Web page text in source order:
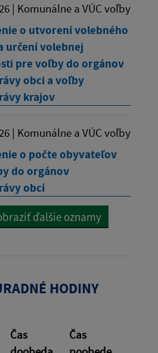
| Komunálne a VÚC voľby
o utvorení volebného
určení volebnej
pre voľby do orgánov
obci a voľby
krajov
| Komunálne a VÚC voľby
o počte obyvateľov
do orgánov
obcí
ďalšie oznamy
HODINY
Čas
Čas